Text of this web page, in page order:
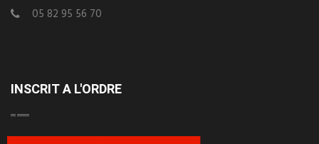
05 82 95 56 70
INSCRIT A L'ORDRE